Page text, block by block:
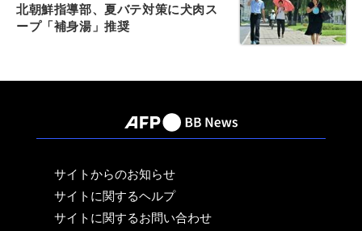
北朝鮮指導部、夏バテ対策に犬肉ス
ープ「補身湯」推奨
サイトからのお知らせ
サイトに関するヘルプ
サイトに関するお問い合わせ